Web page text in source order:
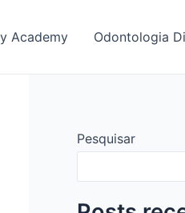
Academy Odontologia
Pesquisar